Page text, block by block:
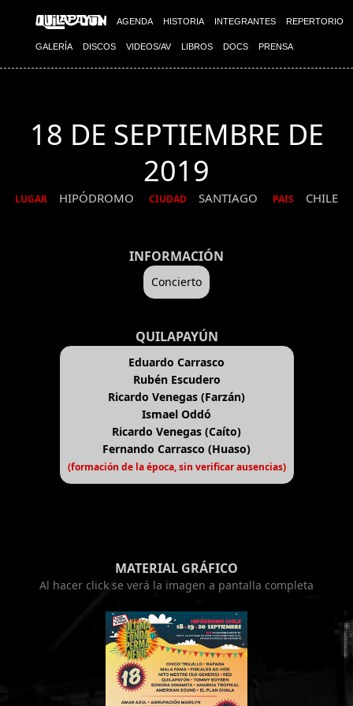
AGENDA HISTORIA INTEGRANTES REPERTORIO
GALERÍA DISCOS VIDEOS/AV LIBROS DOCS PRENSA
18 DE SEPTIEMBRE DE
2019
LUGAR HIPÓDROMO CIUDAD SANTIAGO PAIS CHILE
INFORMACIÓN
Concierto
QUILAPAYÚN
Eduardo Carrasco
Rubén Escudero
Ricardo Venegas (Farzán)
Ismael Oddó
Ricardo Venegas (Caíto)
Fernando Carrasco (Huaso)
(formación de la época, sin verificar ausencias)
MATERIAL GRÁFICO
Al hacer click se verá la imagen a pantalla completa